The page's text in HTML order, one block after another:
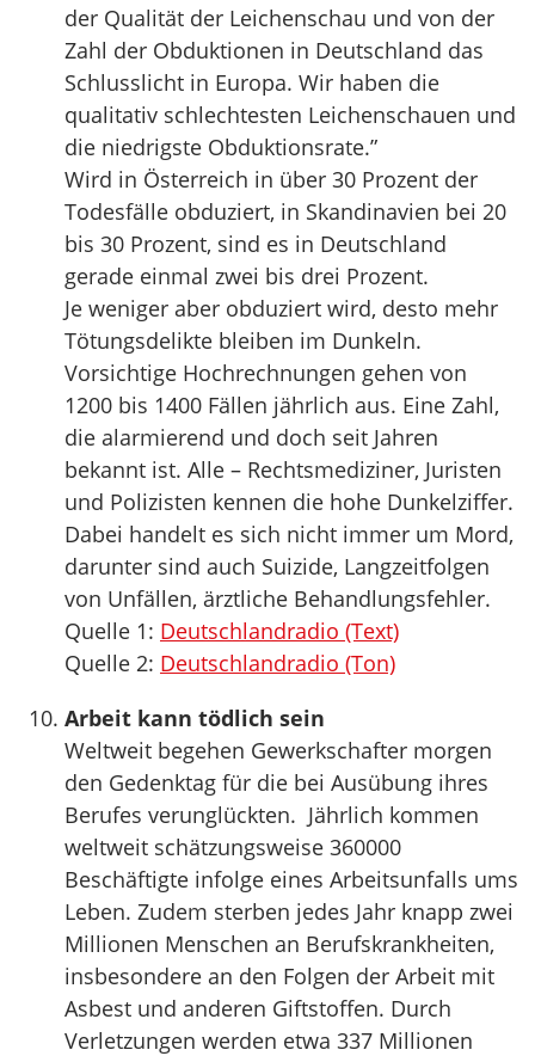
der Qualität der Leichenschau und von der
Zahl der Obduktionen in Deutschland das
Schlusslicht in Europa. Wir haben die
qualitativ schlechtesten Leichenschauen und
die niedrigste Obduktionsrate.”
Wird in Österreich in über 30 Prozent der
Todesfälle obduziert, in Skandinavien bei 20
bis 30 Prozent, sind es in Deutschland
gerade einmal zwei bis drei Prozent.
Je weniger aber obduziert wird, desto mehr
Tötungsdelikte bleiben im Dunkeln.
Vorsichtige Hochrechnungen gehen von
1200 bis 1400 Fällen jährlich aus. Eine Zahl,
die alarmierend und doch seit Jahren
bekannt ist. Alle – Rechtsmediziner, Juristen
und Polizisten kennen die hohe Dunkelziffer.
Dabei handelt es sich nicht immer um Mord,
darunter sind auch Suizide, Langzeitfolgen
von Unfällen, ärztliche Behandlungsfehler.
Quelle 1: Deutschlandradio (Text)
Quelle 2: Deutschlandradio (Ton)
Arbeit kann tödlich sein
Weltweit begehen Gewerkschafter morgen
den Gedenktag für die bei Ausübung ihres
Berufes verunglückten. Jährlich kommen
weltweit schätzungsweise 360000
Beschäftigte infolge eines Arbeitsunfalls ums
Leben. Zudem sterben jedes Jahr knapp zwei
Millionen Menschen an Berufskrankheiten,
insbesondere an den Folgen der Arbeit mit
Asbest und anderen Giftstoffen. Durch
Verletzungen werden etwa 337 Millionen